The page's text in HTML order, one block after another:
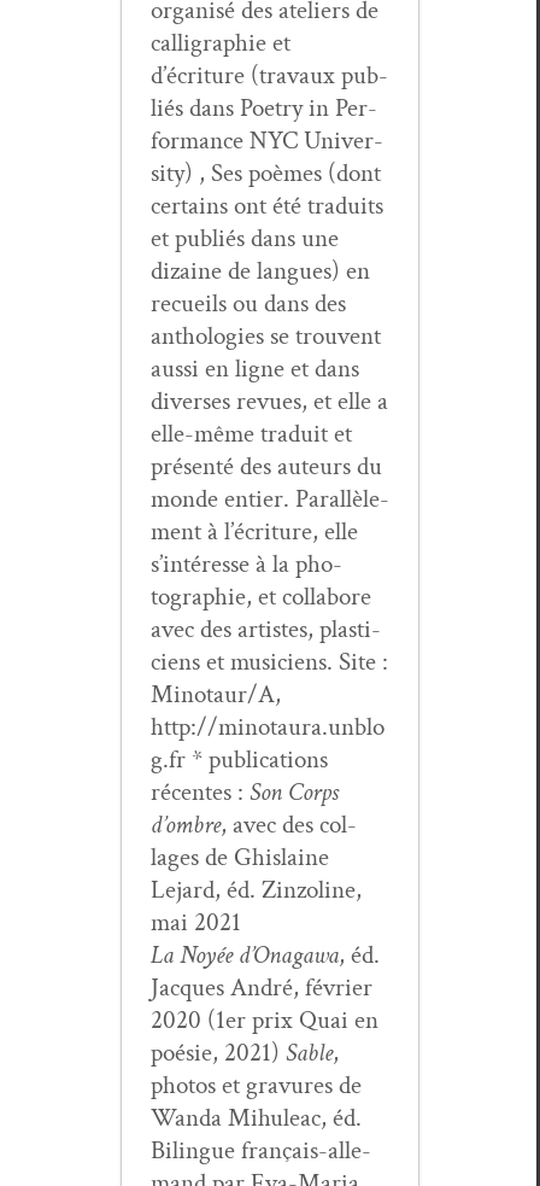
organ­isé des ate­liers de
cal­ligra­phie et
d’écriture (travaux pub­
liés dans Poet­ry in Per­
for­mance NYC Uni­ver­
si­ty) , Ses poèmes (dont
cer­tains ont été traduits
et pub­liés dans une
dizaine de langues) en
recueils ou dans des
antholo­gies se trou­vent
aus­si en ligne et dans
divers­es revues, et elle a
elle-même traduit et
présen­té des auteurs du
monde entier. Par­al­lèle­
ment à l’écri­t­ure, elle
s’in­téresse à la pho­
togra­phie, et col­la­bore
avec des artistes, plas­ti­
ciens et musi­ciens. Site :
Minotaur/A,
http://minotaura.unblo
g.fr * pub­li­ca­tions
récentes : Son Corps
d’om­bre, avec des col­
lages de Ghis­laine
Lejard, éd. Zin­zo­line,
mai 2021
La Noyée d’On­a­gawa, éd.
Jacques André, févri­er
2020 (1er prix Quai en
poésie, 2021) Sable,
pho­tos et gravures de
Wan­da Mihuleac, éd.
Bilingue français-alle­